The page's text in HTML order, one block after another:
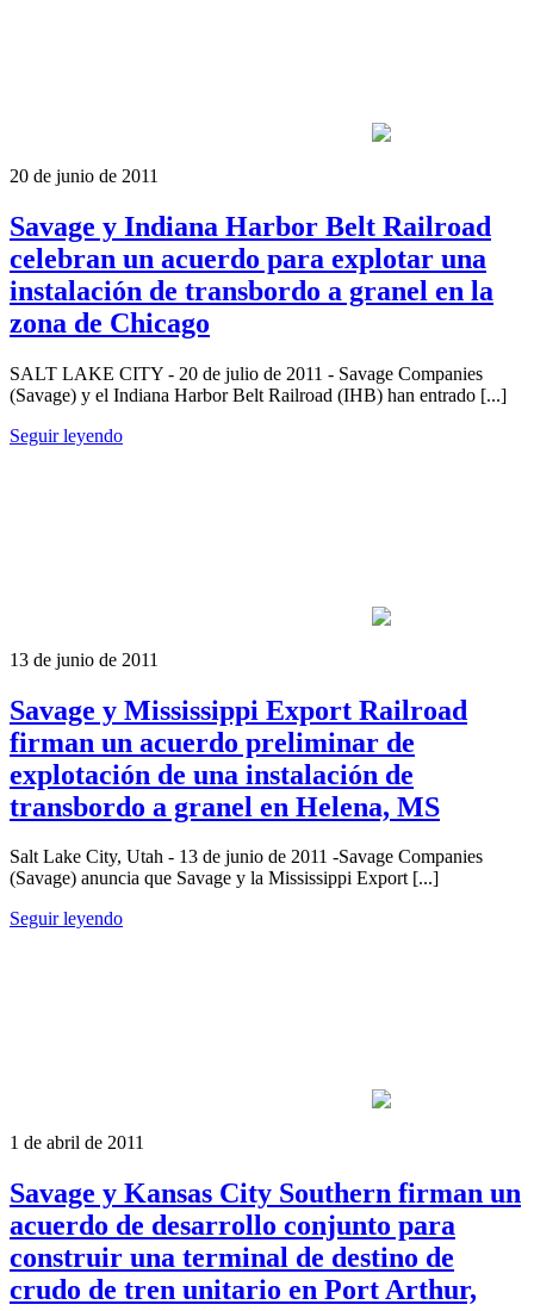
20 de junio de 2011
Savage y Indiana Harbor Belt Railroad
celebran un acuerdo para explotar una
instalación de transbordo a granel en la
zona de Chicago
SALT LAKE CITY - 20 de julio de 2011 - Savage Companies
(Savage) y el Indiana Harbor Belt Railroad (IHB) han entrado [...]
Seguir leyendo
13 de junio de 2011
Savage y Mississippi Export Railroad
firman un acuerdo preliminar de
explotación de una instalación de
transbordo a granel en Helena, MS
Salt Lake City, Utah - 13 de junio de 2011 -Savage Companies
(Savage) anuncia que Savage y la Mississippi Export [...]
Seguir leyendo
1 de abril de 2011
Savage y Kansas City Southern firman un
acuerdo de desarrollo conjunto para
construir una terminal de destino de
crudo de tren unitario en Port Arthur,